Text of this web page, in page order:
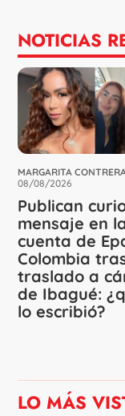
NOTICIAS
MARGARITA
08/08/2026
Publican
mensaje en
cuenta de
Colombia
traslado a
de Ibagué:
lo escribió?
LO MÁS